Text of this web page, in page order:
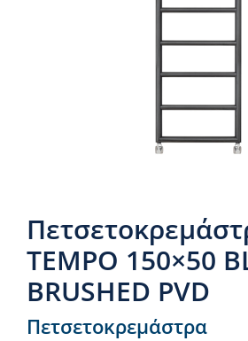
TEMPO 150×50
BRUSHED PVD
Πετσετοκρεμάστρα